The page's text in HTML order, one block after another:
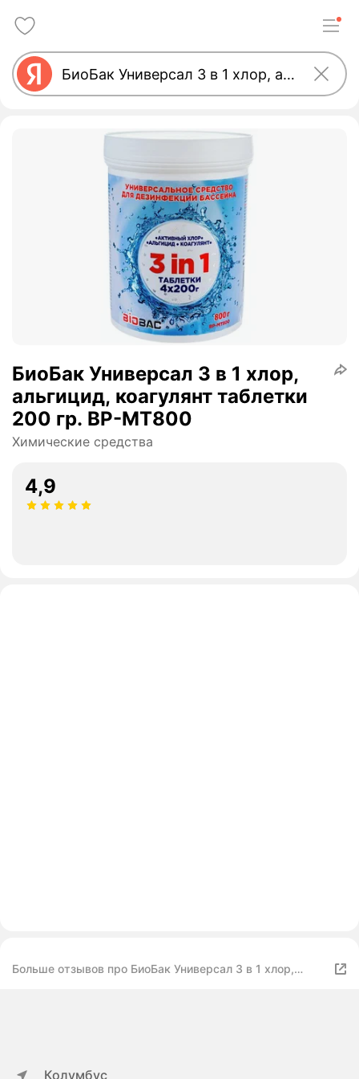
БиоБак Универсал 3 в 1 хлор,
альгицид, коагулянт таблетки
200 гр. BP-MT800
Химические средства
4,9
Больше отзывов про БиоБак Универсал 3 в 1 хлор,
Колумбус